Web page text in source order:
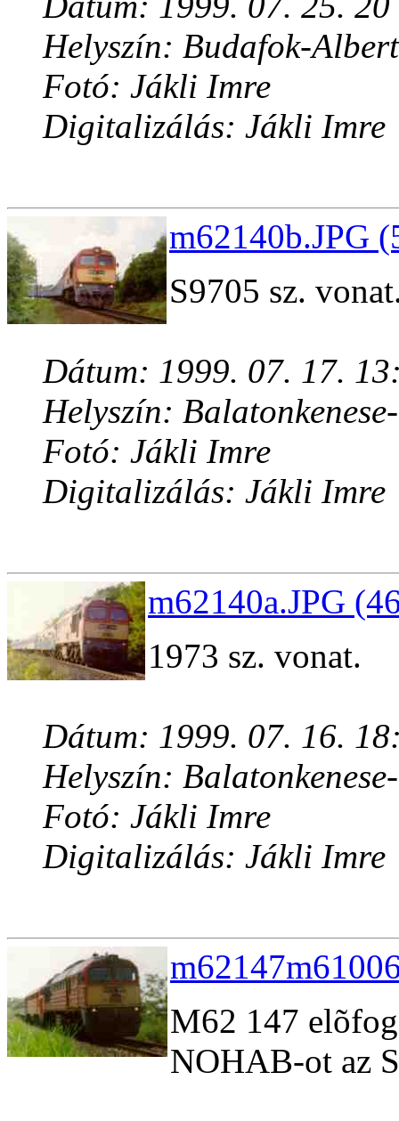
Helyszín: Budafok-
Fotó: Jákli Imre
Digitalizálás: Jákli Imre
m62140b.JPG
S9705 sz.
Dátum: 1999. 07. 17.
Helyszín:
Fotó: Jákli Imre
Digitalizálás: Jákli Imre
m62140a.JPG
1973 sz. vonat.
Dátum: 1999. 07. 16.
Helyszín:
Fotó: Jákli Imre
Digitalizálás: Jákli Imre
M62 147
NOHAB-ot az